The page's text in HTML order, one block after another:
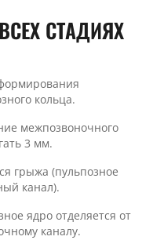
СТАДИЯХ
кольца.
межпозвоночного
3 мм.
грыжа (пульпозное
канал).
ядро отделяется от
каналу.